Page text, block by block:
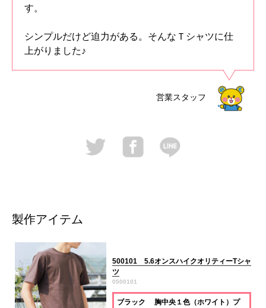
す。
シンプルだけど迫力がある。そんなＴシャツに仕
上がりました♪
営業スタッフ
製作アイテム
500101 5.6オンスハイクオリティーTシャ
ツ
0500101
ブラック 胸中央１色（ホワイト）プ